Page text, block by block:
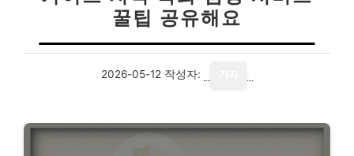
꿀팁 공유해요
2026-05-12 작성자: